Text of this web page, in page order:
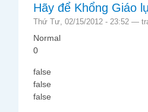
Hãy để Khổng Giáo
Thứ Tư, 02/15/2012 - 23:52 —
Normal
0
false
false
false